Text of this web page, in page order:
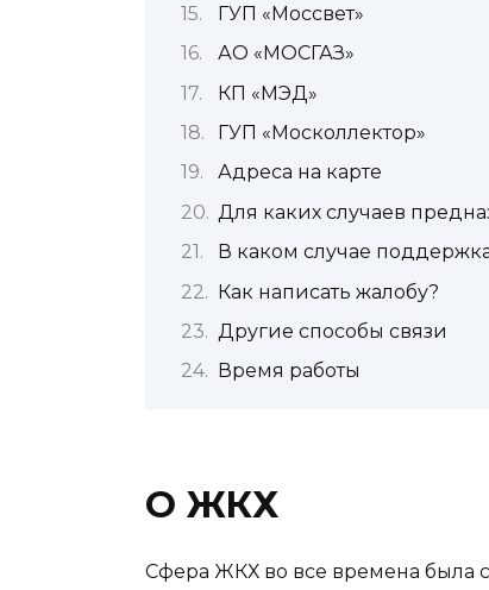
ГУП «Моссвет»
АО «МОСГАЗ»
КП «МЭД»
ГУП «Москоллектор»
Адреса на карте
Для каких случаев
В каком случае
Как написать жалобу?
Другие способы связи
Время работы
О ЖКХ
Сфера ЖКХ во все времена была